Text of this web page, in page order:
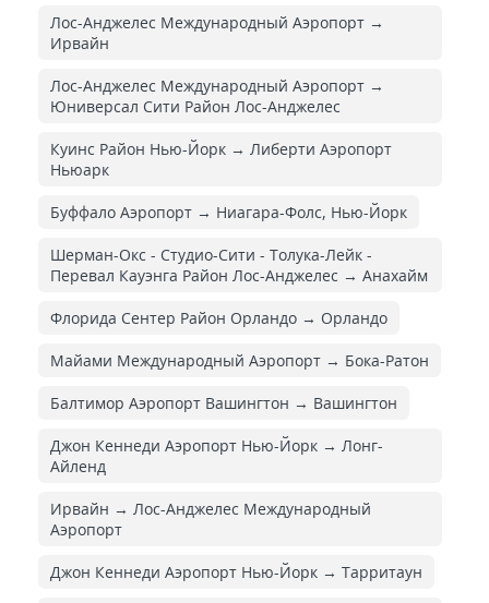
Лос-Анджелес Международный Аэропорт →
Ирвайн
Лос-Анджелес Международный Аэропорт →
Юниверсал Сити Район Лос-Анджелес
Куинс Район Нью-Йорк → Либерти Аэропорт
Ньюарк
Буффало Аэропорт → Ниагара-Фолс, Нью-Йорк
Шерман-Окс - Студио-Сити - Толука-Лейк -
Перевал Кауэнга Район Лос-Анджелес → Анахайм
Флорида Сентер Район Орландо → Орландо
Майами Международный Аэропорт → Бока-Ратон
Балтимор Аэропорт Вашингтон → Вашингтон
Джон Кеннеди Аэропорт Нью-Йорк → Лонг-
Айленд
Ирвайн → Лос-Анджелес Международный
Аэропорт
Джон Кеннеди Аэропорт Нью-Йорк → Тарритаун